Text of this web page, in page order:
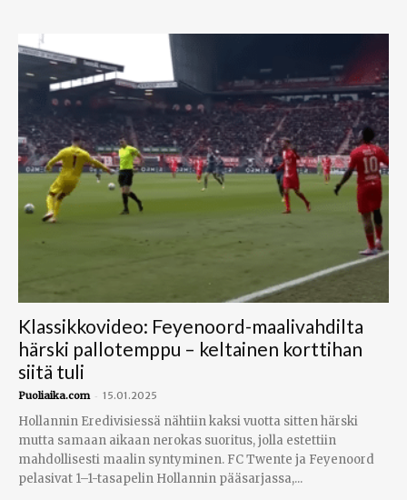
Klassikkovideo: Feyenoord-maalivahdilta
härski pallotemppu – keltainen korttihan
siitä tuli
Puoliaika.com - 15.01.2025
Hollannin Eredivisiessä nähtiin kaksi vuotta sitten härski
mutta samaan aikaan nerokas suoritus, jolla estettiin
mahdollisesti maalin syntyminen. FC Twente ja Feyenoord
pelasivat 1–1-tasapelin Hollannin pääsarjassa,...